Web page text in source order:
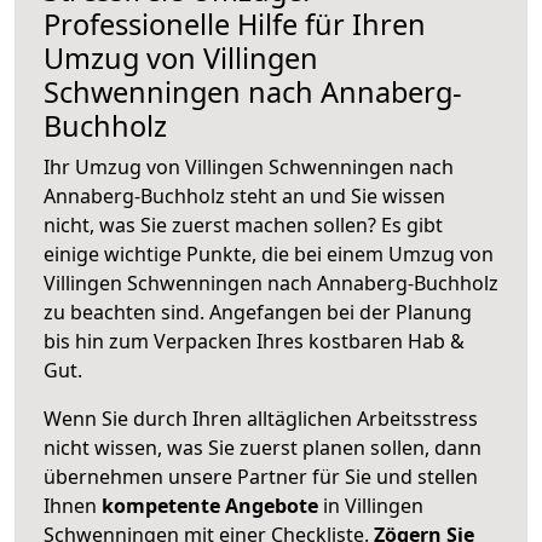
Professionelle Hilfe für Ihren
Umzug von Villingen
Schwenningen nach Annaberg-
Buchholz
Ihr Umzug von Villingen Schwenningen nach
Annaberg-Buchholz steht an und Sie wissen
nicht, was Sie zuerst machen sollen? Es gibt
einige wichtige Punkte, die bei einem Umzug von
Villingen Schwenningen nach Annaberg-Buchholz
zu beachten sind. Angefangen bei der Planung
bis hin zum Verpacken Ihres kostbaren Hab &
Gut.
Wenn Sie durch Ihren alltäglichen Arbeitsstress
nicht wissen, was Sie zuerst planen sollen, dann
übernehmen unsere Partner für Sie und stellen
Ihnen kompetente Angebote in Villingen
Schwenningen mit einer Checkliste. Zögern Sie